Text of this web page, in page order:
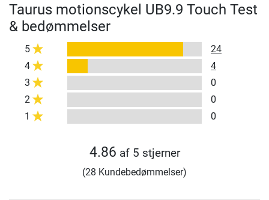
Taurus motionscykel UB9.9 Touch Test
& bedømmelser
5
24
4
4
3
0
2
0
1
0
4.86 af 5 stjerner
(28 Kundebedømmelser)